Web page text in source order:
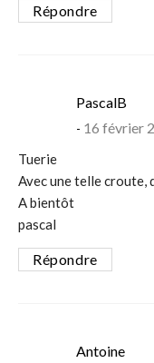
Répondre
PascalB
16 février
Tuerie
Avec une telle croute,
A bientôt
pascal
Répondre
Antoinesays: